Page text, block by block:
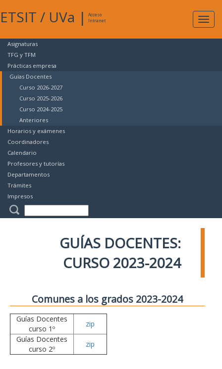
ETSIT / UVa |
Acceso
Intranet
Asignaturas
TFG y TFM
Prácticas empresa
Guías Docentes
Curso 2026-2027
Curso 2025-2026
Curso 2024-2025
Anteriores
Horarios y exámenes
Coordinadores
Calendario
Profesores y tutorías
Departamentos
Trámites
Impresos
GUÍAS DOCENTES:
CURSO 2023-2024
Comunes a los grados 2023-2024
Guías Docentes
curso 1º
zip
Guías Docentes
curso 2º
zip